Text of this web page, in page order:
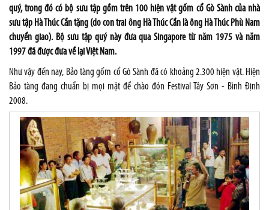
quý, trong đó có bộ sưu tập gồm trên 100 hiện vật gốm cổ Gò Sành của nhà
sưu tập Hà Thúc Cần tặng (do con trai ông Hà Thúc Cần là ông Hà Thúc Phù Nam
chuyển giao). Bộ sưu tập quý này đưa qua Singapore từ năm 1975 và năm
1997 đã được đưa về lại Việt Nam.
Như vậy đến nay, Bảo tàng gốm cổ Gò Sành đã có khoảng 2.300 hiện vật. Hiện
Bảo tàng đang chuẩn bị mọi mặt để chào đón Festival Tây Sơn - Bình Định
2008.